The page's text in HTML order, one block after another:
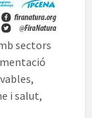
sectors
i salut,